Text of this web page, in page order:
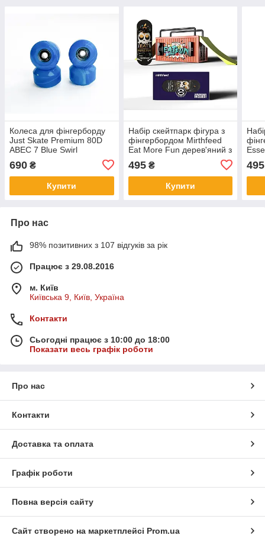
Колеса для фінгерборду
Just Skate Premium 80D
ABEC 7 Blue Swirl
690 ₴
Купити
Набір скейтпарк фігура з
фінгербордом Mirthfeed
Eat More Fun дерев'яний з
495₴
Купити
495
Про нас
98% позитивних з 107 відгуків за рік
Працює з 29.08.2016
м. Київ
Київська 9, Київ, Україна
Контакти
Сьогодні працює з 10:00 до 18:00
Показати весь графік роботи
Про нас
Контакти
Доставка та оплата
Графік роботи
Повна версія сайту
Сайт створено на маркетплейсі Prom.ua